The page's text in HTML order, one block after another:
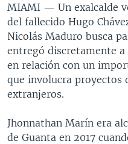
DEPORTIVO
NOTA ECONÓMICA
ENTRETENIMIENTO
Idiomas
MIAMI — Un exalcalde
del fallecido Hugo
Nicolás Maduro busca
entregó discretamente
en relación con un
que involucra proyectos
extranjeros.
Jhonnathan Marín era
de Guanta en 2017